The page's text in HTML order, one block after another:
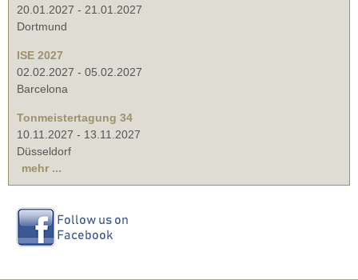
20.01.2027 - 21.01.2027
Dortmund
ISE 2027
02.02.2027 - 05.02.2027
Barcelona
Tonmeistertagung 34
10.11.2027 - 13.11.2027
Düsseldorf
mehr ...